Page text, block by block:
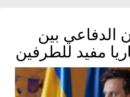
الدفاعي بين
مفيد للطرفين